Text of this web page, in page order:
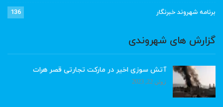
برنامه شهروند خبرنگار 136
گزارش های شهروندی
آتش سوزی اخیر در مارکت تجارتی قصر هرات
ژوئن 22, 2023